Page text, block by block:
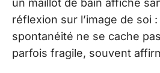
un maillot de bain affiché
réflexion sur l’image de soi :
spontanéité ne se cache
parfois fragile, souvent